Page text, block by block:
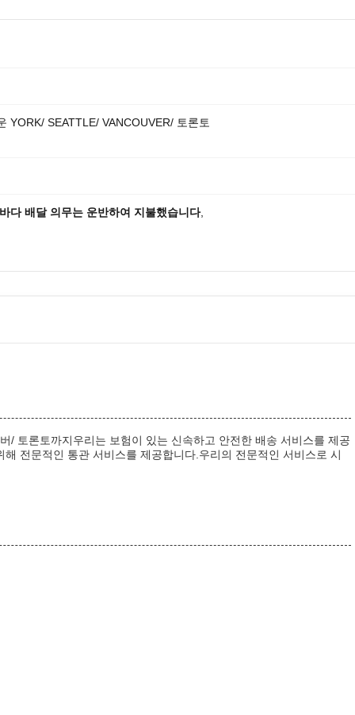
YORK/ SEATTLE/ VANCOUVER/ 토론토
다 배달 의무는 운반하여 지불했습니다,
/ 토론토까지우리는 보험이 있는 신속하고 안전한 배송 서비스를 제공
전문적인 통관 서비스를 제공합니다.우리의 전문적인 서비스로 시